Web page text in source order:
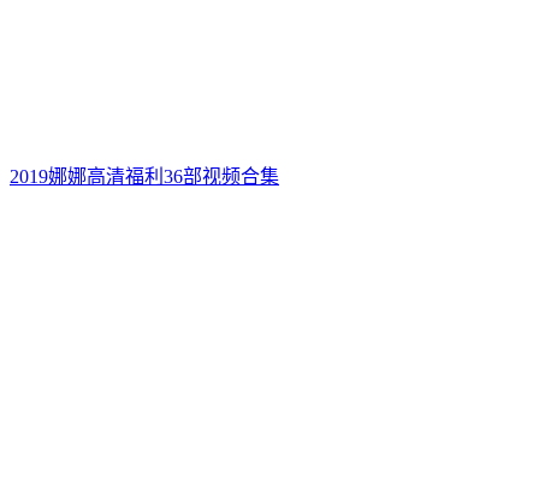
2019娜娜高清福利36部视频合集